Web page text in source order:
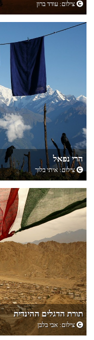
צילום: עודד ברון
הרי נפאל
צילום:איתי בלוך
תורת הדגלים ההינדית
צילום:אבי בלבן